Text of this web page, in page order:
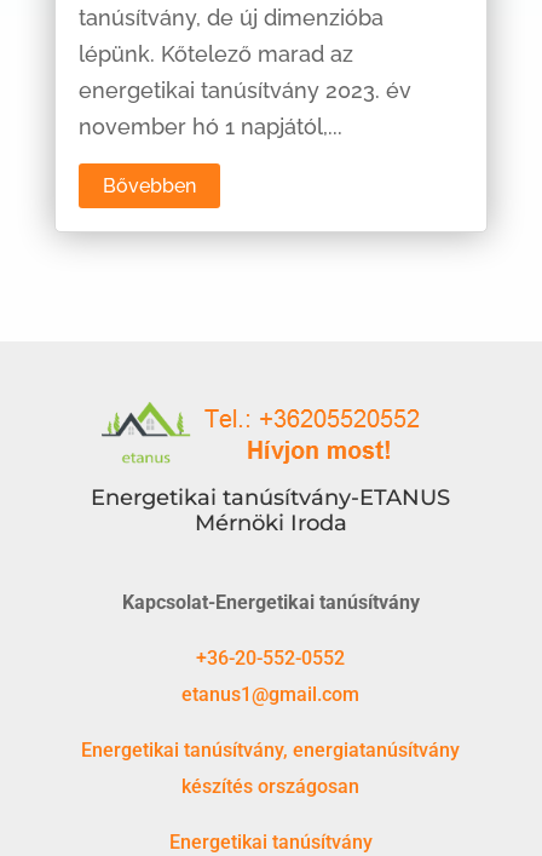
tanúsítvány, de új dimenzióba
lépünk. Kőtelező marad az
energetikai tanúsítvány 2023. év
november hó 1 napjától,...
Bővebben
Energetikai tanúsítvány-ETANUS
Mérnöki Iroda
Kapcsolat-Energetikai tanúsítvány
+36-20-552-0552
etanus1@gmail.com
Energetikai tanúsítvány, energiatanúsítvány
készítés országosan
Energetikai tanúsítvány